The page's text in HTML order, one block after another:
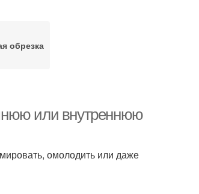
обрезка
или внутреннюю
омолодить или даже